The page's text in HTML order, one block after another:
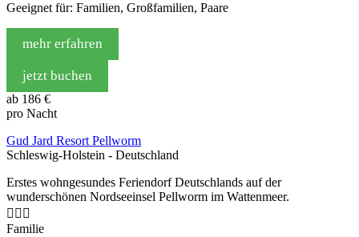
Geeignet für: Familien, Großfamilien, Paare
mehr erfahren
jetzt buchen
ab 186 €
pro Nacht
Gud Jard Resort Pellworm
Schleswig-Holstein - Deutschland
Erstes wohngesundes Feriendorf Deutschlands auf der
wunderschönen Nordseeinsel Pellworm im Wattenmeer.
  
Familie